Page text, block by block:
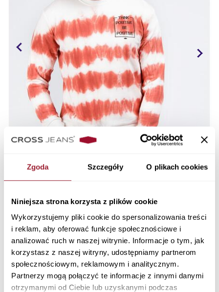
Zgoda Szczegóły O plikach cookies
Niniejsza strona korzysta z plików cookie
Wykorzystujemy pliki cookie do spersonalizowania treści
i reklam, aby oferować funkcje społecznościowe i
analizować ruch w naszej witrynie. Informacje o tym, jak
korzystasz z naszej witryny, udostępniamy partnerom
społecznościowym, reklamowym i analitycznym.
Partnerzy mogą połączyć te informacje z innymi danymi
otrzymanymi od Ciebie lub uzyskanymi podczas
Bluza męska dwukolorowa 25311-415
VINTAGE RED
Materiał: 65% Bawełna 35% Poliester
25311-415
179,90 PLN